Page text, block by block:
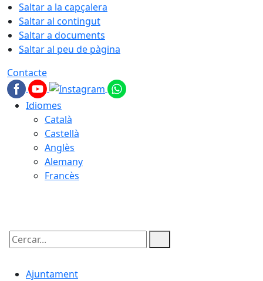
Saltar a la capçalera
Saltar al contingut
Saltar a documents
Saltar al peu de pàgina
Contacte
Idiomes
Català
Castellà
Anglès
Alemany
Francès
Cercar:
Ajuntament